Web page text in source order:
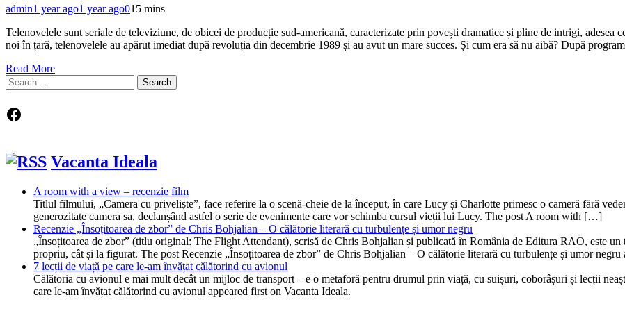
admin1 year ago1 year ago015 mins
Telenovelele sunt seriale de televiziune, de obicei de producție sud-americană, caracterizate prin povești dramatice și pline de intrigi,
noi în țară, telenovelele au apărut imediat după revoluția din decembrie 1989 și au avut un mare succes. Și cum era să nu aibă? După
Read More
Search
for:
Facebook
Vacanta Ideala
A room with a view – recenzie film
Titlul filmului, „Camera cu priveliște”, face referire la o scenă-cheie de la început, în care Lucy și Charlotte primesc o cameră fără
generozitate camera sa, declanșând astfel o serie de evenimente care vor schimba cursul vieții lui Lucy. The post A room with […]
Recenzie „Însoțitoarea de zbor” de Chris Bohjalian – O călătorie literară cu turbulențe și umor negru
„Însoțitoarea de zbor” (titlu original: The Flight Attendant), scrisă de Chris Bohjalian și publicată în România de Editura RAO, este
propriu, cât și la figurat. The post Recenzie „Însoțitoarea de zbor” de Chris Bohjalian – O călătorie literară cu turbulențe și umor
7 lecții de viață pe care le-am învățat călătorind cu avionul
Călătoria cu avionul e mai mult decât un mijloc de transport – e o metaforă pentru drumul prin viață, cu suișuri, coborâșuri și lecții
care le-am învățat călătorind cu avionul appeared first on Vacanta Ideala.